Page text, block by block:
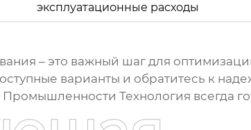
эксплуатационные расходы
– это важный шаг для
варианты и обратитесь к
Технология всегда